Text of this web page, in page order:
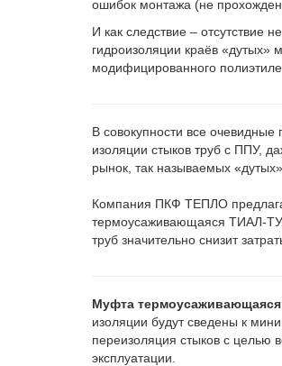
ошибок монтажа (не
И как следствие – отсутствие
гидроизоляции краёв
модифицированного
В совокупности все
изоляции стыков труб с ППУ,
рынок, так называемых
Компания ПКФ ТЕПЛО
термоусаживающаяся ТИАЛ-
труб значительно снизит
Муфта
изоляции будут сведены к
переизоляция стыков с целью
эксплуатации.